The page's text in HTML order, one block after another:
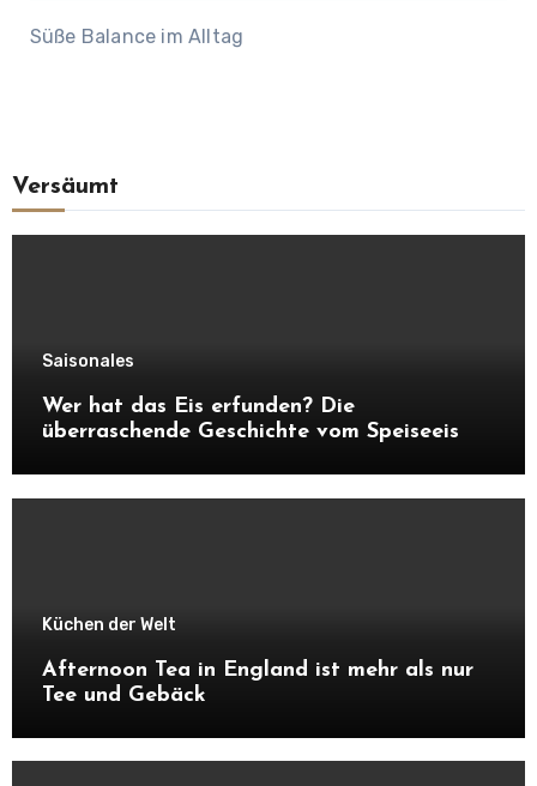
Süße Balance im Alltag
Versäumt
Saisonales
Wer hat das Eis erfunden? Die
überraschende Geschichte vom Speiseeis
Küchen der Welt
Afternoon Tea in England ist mehr als nur
Tee und Gebäck